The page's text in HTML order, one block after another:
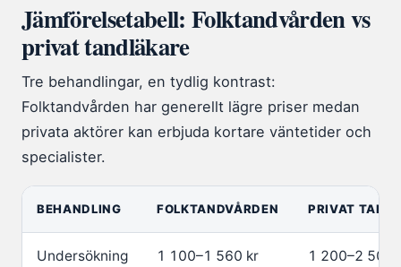
Jämförelsetabell: Folktandvården vs
privat tandläkare
Tre behandlingar, en tydlig kontrast:
Folktandvården har generellt lägre priser medan
privata aktörer kan erbjuda kortare väntetider och
specialister.
BEHANDLING FOLKTANDVÅRDEN PRIVAT
Undersökning 1 100–1 560 kr 1 200–2 500